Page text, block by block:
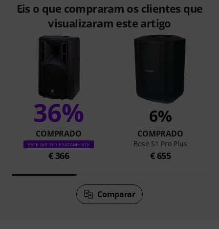
Eis o que compraram os clientes que
visualizaram este artigo
36%
COMPRADO
ESTE ARTIGO EXATAMENTE
€ 366
6%
COMPRADO
Bose S1 Pro Plus
€ 655
Comparar